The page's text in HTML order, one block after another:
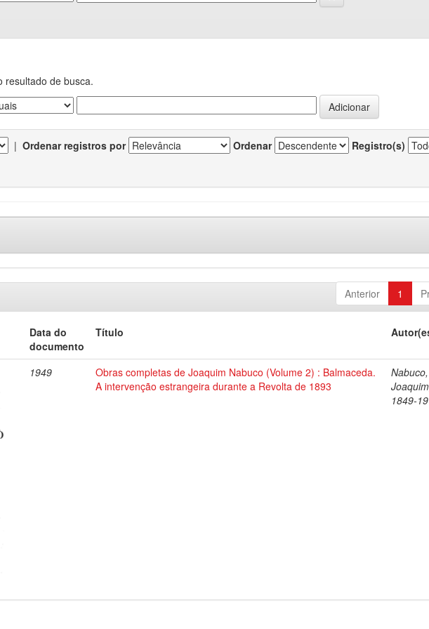
resultado de busca.
| Ordenar registros por Ordenar Registro(s)
Anterior 1
Data do
documento
Título
1949
Obras completas de Joaquim Nabuco (Volume 2) : Balmaceda.
A intervenção estrangeira durante a Revolta de 1893
Nabuco,
1849-